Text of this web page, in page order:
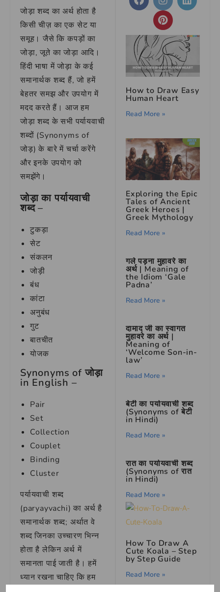
जोड़ा शब्द का अर्थ होता है
किसी चीज़ का एक सेट या
समूह। जैसे कि कपड़ों का
जोड़ा, जूते का जोड़ा आदि।
हिंदी भाषा में जोड़ा के कई
समानार्थक शब्द हैं, जो हमें
बेहतर समझ और उपयोग में
मदद करते हैं। आज हम
जोड़ा शब्द के सभी पर्यायवाची
शब्दों (Synonyms of
जोड़) के बारे में चर्चा करेंगे
और इनके उपयोग को
समझेंगे।
जोड़ा का पर्यायवाची
शब्द –
टुकड़ा
सेट
संकलन
जोड़ी
बंध
कांटा
अनुबंध
गुट
बातचीत
योजक
Synonyms of जोड़ा
in English –
Pair
Set
Collection
Couplet
Binding
Cluster
पर्यायवाची शब्द
(paryayvachi) का अर्थ है
समानार्थक शब्द; अर्थात वे
शब्द जिनका उच्चारण भिन्न
होता है लेकिन अर्थ में
समानता पाई जाती है। हमें
ध्यान रखना चाहिए कि हम
How to Draw Easy
Human Heart
Read More »
Exploring the Epic
Tales of Ancient
Greek Heroes |
Greek Mythology
Read More »
गले पड़ना मुहावरे का
अर्थ | Meaning of
the Idiom ‘Gale
Padna’
Read More »
दामाद जी का स्वागत
मुहावरे का अर्थ |
Meaning of
‘Welcome Son-in-
law’
Read More »
बेटी का पर्यायवाची शब्द
(Synonyms of बेटी
in Hindi)
Read More »
रात का पर्यायवाची शब्द
(Synonyms of रात
in Hindi)
Read More »
How To Draw A
Cute Koala – Step
by Step Guide
Read More »